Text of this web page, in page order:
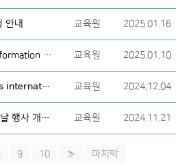
안내 교육원 2025.01.16
[행사] 레브뤼에르 중학교 한국어 국제섹션 설명회 / Réunion d’information de la section internationale coréenne au collège Les Bruyères 교육원 2025.01.10
[행사] 국제섹션 설명회/ une réunion informative des sections internationales coréennes 교육원 2024.12.04
[안내] 2024년도 한국어 정규반 및 아틀리에 개설교 대상 한국의 날 행사 개최 지원금 확정 알림 교육원 2024.11.21
9 10 » 마지막